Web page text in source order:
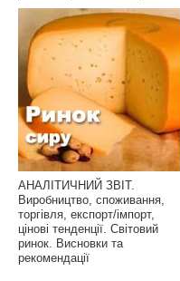
АНАЛІТИЧНИЙ ЗВІТ.
Виробництво, споживання,
торгівля, експорт/імпорт,
цінові тенденції. Світовий
ринок. Висновки та
рекомендації